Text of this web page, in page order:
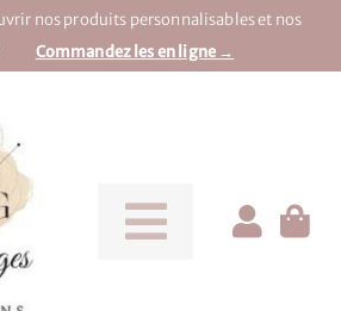
nos produits personnalisables et nos
Commandez les en ligne →
Toggle